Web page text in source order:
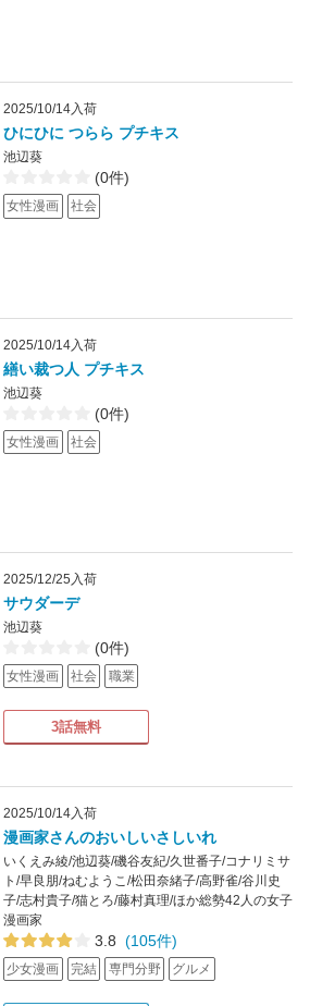
2025/10/14入荷
ひにひに つらら プチキス
池辺葵
(0件)
女性漫画 社会
2025/10/14入荷
繕い裁つ人 プチキス
池辺葵
(0件)
女性漫画 社会
2025/12/25入荷
サウダーデ
池辺葵
(0件)
女性漫画 社会 職業
3話無料
2025/10/14入荷
漫画家さんのおいしいさしいれ
いくえみ綾/池辺葵/磯谷友紀/久世番子/コナリミサ
ト/早良朋/ねむようこ/松田奈緒子/高野雀/谷川史
子/志村貴子/猫とろ/藤村真理/ほか総勢42人の女子
漫画家
3.8 (105件)
少女漫画 完結 専門分野 グルメ